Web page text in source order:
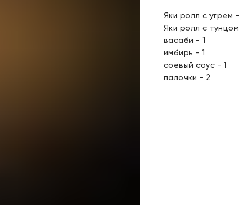
Яки ролл с угрем
Яки ролл с
васаби - 1
имбирь - 1
соевый соус - 1
палочки - 2